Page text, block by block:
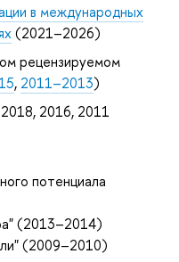
в международных
(2021–2026)
рецензируемом
, 2011–2013)
2016, 2011
потенциала
(2013–2014)
(2009–2010)